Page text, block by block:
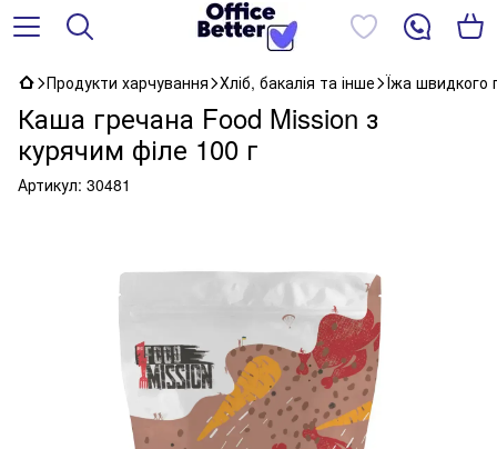
Продукти харчування Хліб, бакалія та інше Їжа швидкого
Каша гречана Food Mission з
курячим філе 100 г
Артикул: 30481